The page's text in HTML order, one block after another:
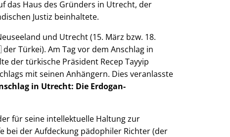
das Haus des Gründers in Utrecht, der
Justiz beinhaltete.
und Utrecht (15. März bzw. 18.
Türkei). Am Tag vor dem Anschlag in
der türkische Präsident Recep Tayyip
mit seinen Anhängern. Dies veranlasste
in Utrecht: Die Erdogan-
für seine intellektuelle Haltung zur
bei der Aufdeckung pädophiler Richter (der